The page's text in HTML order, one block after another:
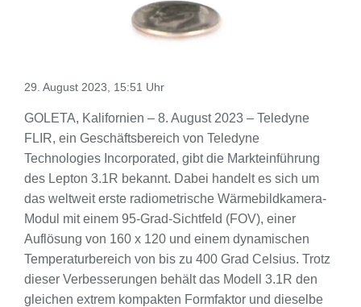
29. August 2023, 15:51 Uhr
GOLETA, Kalifornien – 8. August 2023 – Teledyne
FLIR, ein Geschäftsbereich von Teledyne
Technologies Incorporated, gibt die Markteinführung
des Lepton 3.1R bekannt. Dabei handelt es sich um
das weltweit erste radiometrische Wärmebildkamera-
Modul mit einem 95-Grad-Sichtfeld (FOV), einer
Auflösung von 160 x 120 und einem dynamischen
Temperaturbereich von bis zu 400 Grad Celsius. Trotz
dieser Verbesserungen behält das Modell 3.1R den
gleichen extrem kompakten Formfaktor und dieselbe